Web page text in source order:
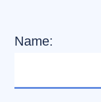
Name: